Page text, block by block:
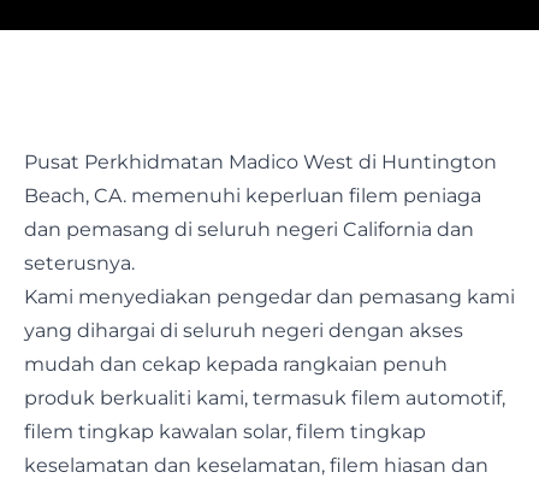
Pusat Perkhidmatan Madico West di Huntington
Beach, CA. memenuhi keperluan filem peniaga
dan pemasang di seluruh negeri California dan
seterusnya.
Kami menyediakan pengedar dan pemasang kami
yang dihargai di seluruh negeri dengan akses
mudah dan cekap kepada rangkaian penuh
produk berkualiti kami, termasuk filem automotif,
filem tingkap kawalan solar, filem tingkap
keselamatan dan keselamatan, filem hiasan dan